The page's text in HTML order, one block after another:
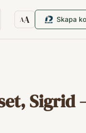
AA
Textstorlek
Skapa
Sigrid